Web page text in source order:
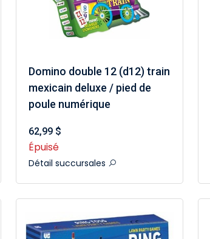
Domino double 12 (d12) train
mexicain deluxe / pied de
poule numérique
62,99 $
Épuisé
Détail succursales